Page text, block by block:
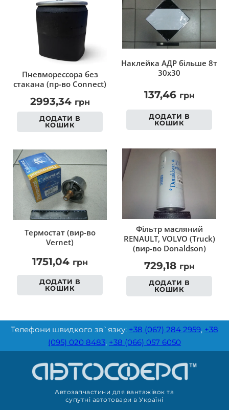
Пневморессора без
стакана (пр-во Connect)
2993,34 грн
ДОДАТИ В
КОШИК
Наклейка АДР більше 8т
30х30
137,46 грн
ДОДАТИ В
КОШИК
Термостат (вир-во
Vernet)
1751,04 грн
ДОДАТИ В
КОШИК
Фільтр масляний
RENAULT, VOLVO (Truck)
(вир-во Donaldson)
729,18 грн
ДОДАТИ В
КОШИК
Телефони швидкого зв`язку: +38 (067) 284 2959, +38
(095) 020 8483, +38 (066) 057 6050
Автозапчастини для вантажівок та
супутні автотовари в Україні